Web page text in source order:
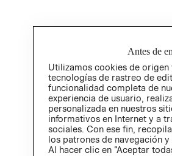
Antes de
Utilizamos cookies de
tecnologías de rastreo de
funcionalidad completa de
experiencia de usuario,
personalizada en nuestros
informativos en Internet y a
sociales. Con ese fin,
los patrones de navegación y
Al hacer clic en “Aceptar